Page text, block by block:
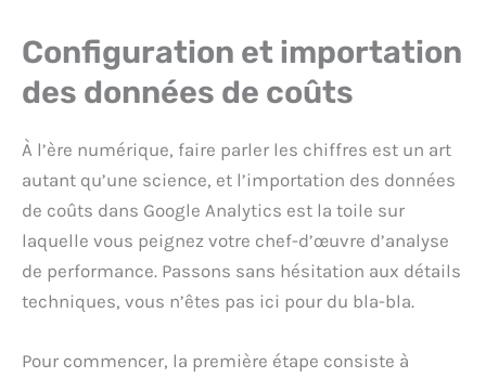
Configuration et importation
des données de coûts
À l’ère numérique, faire parler les chiffres est un art
autant qu’une science, et l’importation des données
de coûts dans Google Analytics est la toile sur
laquelle vous peignez votre chef-d’œuvre d’analyse
de performance. Passons sans hésitation aux détails
techniques, vous n’êtes pas ici pour du bla-bla.
Pour commencer, la première étape consiste à